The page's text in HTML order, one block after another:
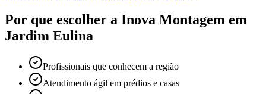
Por que escolher a Inova Montagem em
Jardim Eulina
Profissionais que conhecem a região
Atendimento ágil em prédios e casas